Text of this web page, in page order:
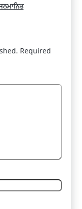
Required